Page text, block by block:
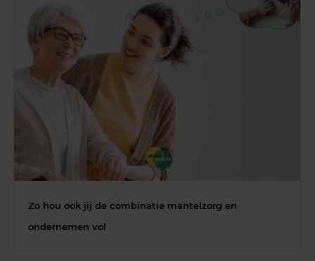
Zo hou ook jij de combinatie mantelzorg en
ondernemen vol